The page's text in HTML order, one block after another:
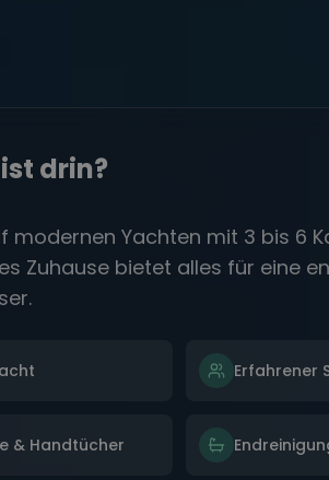
drin?
modernen Yachten mit 3 bis 6
Zuhause bietet alles für eine
Erfahrener
& Handtücher